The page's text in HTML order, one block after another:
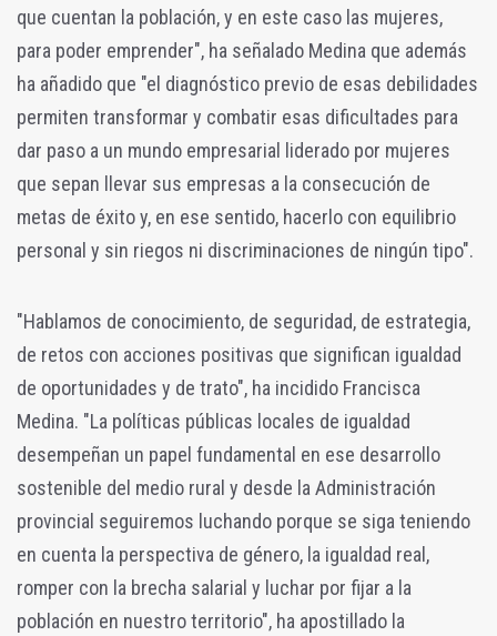
que cuentan la población, y en este caso las mujeres,
para poder emprender", ha señalado Medina que además
ha añadido que "el diagnóstico previo de esas debilidades
permiten transformar y combatir esas dificultades para
dar paso a un mundo empresarial liderado por mujeres
que sepan llevar sus empresas a la consecución de
metas de éxito y, en ese sentido, hacerlo con equilibrio
personal y sin riegos ni discriminaciones de ningún tipo".
"Hablamos de conocimiento, de seguridad, de estrategia,
de retos con acciones positivas que significan igualdad
de oportunidades y de trato", ha incidido Francisca
Medina. "La políticas públicas locales de igualdad
desempeñan un papel fundamental en ese desarrollo
sostenible del medio rural y desde la Administración
provincial seguiremos luchando porque se siga teniendo
en cuenta la perspectiva de género, la igualdad real,
romper con la brecha salarial y luchar por fijar a la
población en nuestro territorio", ha apostillado la